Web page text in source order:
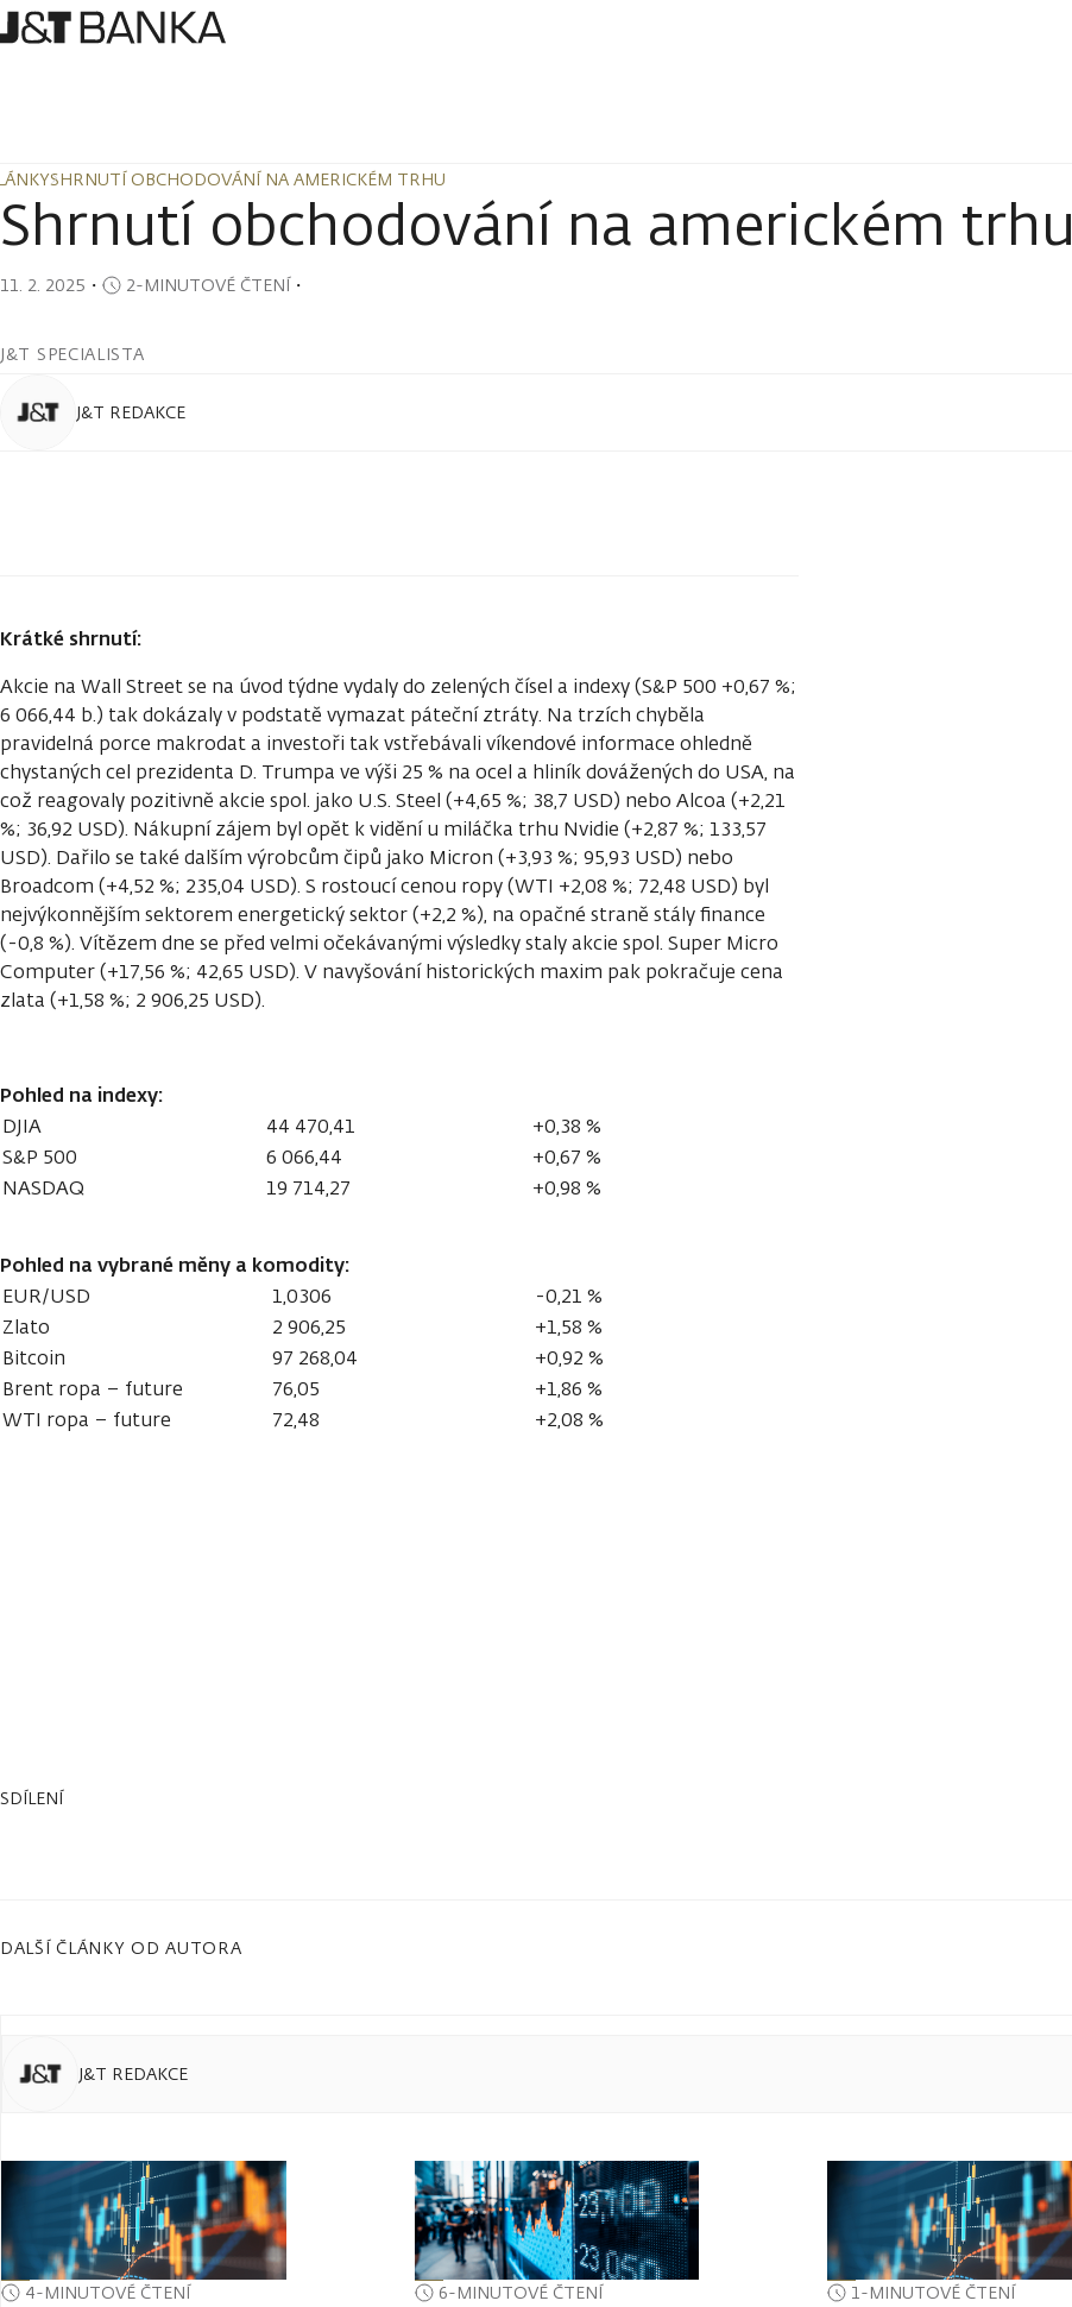
SHRNUTÍ OBCHODOVÁNÍ NA AMERICKÉM TRHU
SHRNUTÍ OBCHODOVÁNÍ NA AMERICKÉM TRHU
Shrnutí obchodování na americkém trhu
11. 2. 2025 ・ 2-MINUTOVÉ ČTENÍ・
J&T SPECIALISTA
J&T REDAKCE
Krátké shrnutí:
Akcie na Wall Street se na úvod týdne vydaly do zelených čísel a indexy (S&P 500 +0,67 %;
6 066,44 b.) tak dokázaly v podstatě vymazat páteční ztráty. Na trzích chyběla
pravidelná porce makrodat a investoři tak vstřebávali víkendové informace ohledně
chystaných cel prezidenta D. Trumpa ve výši 25 % na ocel a hliník dovážených do USA, na
což reagovaly pozitivně akcie spol. jako U.S. Steel (+4,65 %; 38,7 USD) nebo Alcoa (+2,21
%; 36,92 USD). Nákupní zájem byl opět k vidění u miláčka trhu Nvidie (+2,87 %; 133,57
USD). Dařilo se také dalším výrobcům čipů jako Micron (+3,93 %; 95,93 USD) nebo
Broadcom (+4,52 %; 235,04 USD). S rostoucí cenou ropy (WTI +2,08 %; 72,48 USD) byl
nejvýkonnějším sektorem energetický sektor (+2,2 %), na opačné straně stály finance
(-0,8 %). Vítězem dne se před velmi očekávanými výsledky staly akcie spol. Super Micro
Computer (+17,56 %; 42,65 USD). V navyšování historických maxim pak pokračuje cena
zlata (+1,58 %; 2 906,25 USD).
Pohled na indexy:
DJIA 44 470,41
+0,38 %
S&P 500
6 066,44
+0,67 %
NASDAQ
19 714,27 +0,98 %
Pohled na vybrané měny a komodity:
EUR/USD 1,0306
-0,21 %
Zlato
2 906,25
+1,58 %
Bitcoin
97 268,04
+0,92 %
Brent ropa – future
76,05
+1,86 %
WTI ropa – future
72,48 +2,08 %
SDÍLENÍ
DALŠÍ ČLÁNKY OD AUTORA
J&T REDAKCE
4-MINUTOVÉ ČTENÍ 6-MINUTOVÉ ČTENÍ 1-MINUTOVÉ ČTENÍ